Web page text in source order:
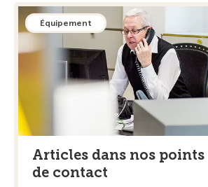
Équipement
Articles dans nos points
de contact